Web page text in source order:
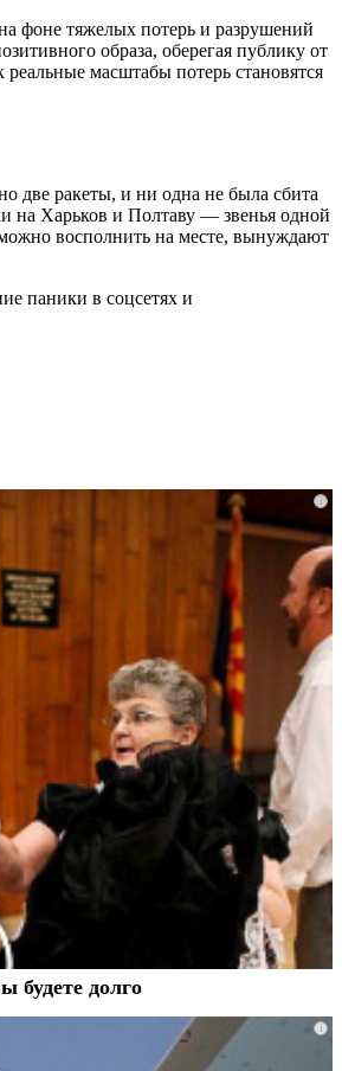
фоне тяжелых потерь и разрушений
образа, оберегая публику от
масштабы потерь становятся
две ракеты, и ни одна не была сбита
на Харьков и Полтаву — звенья одной
восполнить на месте, вынуждают
паники в соцсетях и
i
будете долго
i